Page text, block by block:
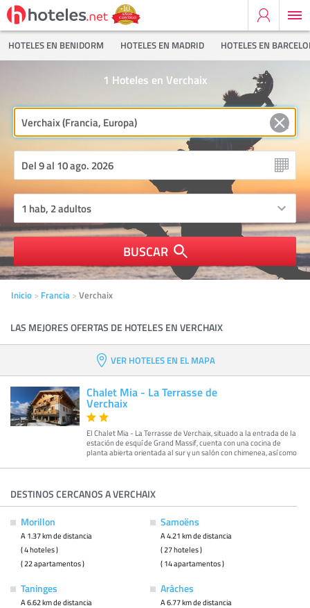
HOTELES EN BENIDORM HOTELES EN MADRID HOTELES EN
Hoteles en Verchaix
1
BUSCAR
Inicio Francia Verchaix
LAS MEJORES OFERTAS DE HOTELES EN VERCHAIX
VER HOTELES EN EL MAPA
Chalet Mia - La Terrasse de
Verchaix
El Chalet Mia - La Terrasse de Verchaix, situado a la entrada de la
estación de esquí de Grand Massif, cuenta con una cocina de
planta abierta orientada al sur y un salón con chimenea, así como
DESTINOS CERCANOS A VERCHAIX
Morillon
A 1.37 km de distancia
( 4 hoteles )
( 22 apartamentos )
Samoëns
A 4.21 km de distancia
( 27 hoteles )
( 14 apartamentos )
Taninges
A 6.62 km de distancia
Arâches
A 6.77 km de distancia